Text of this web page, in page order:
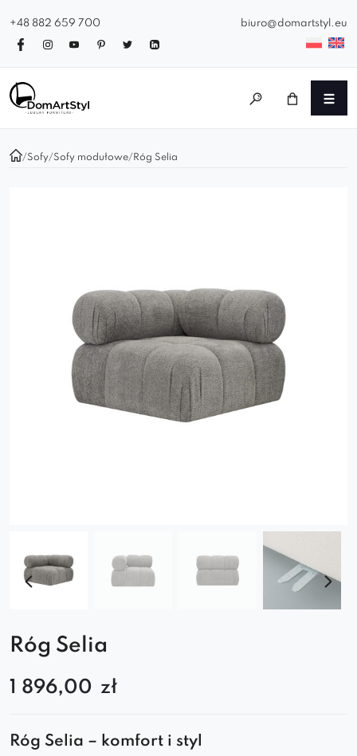
+48 882 659 700 biuro@domartstyl.eu
/Sofy/Sofy modułowe/ Róg Selia
Róg Selia
1 896,00 zł
Róg Selia – komfort i styl